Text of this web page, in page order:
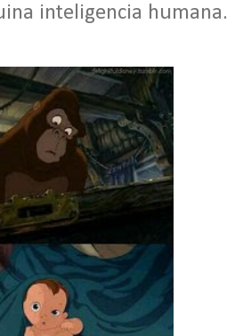
inteligencia humana.